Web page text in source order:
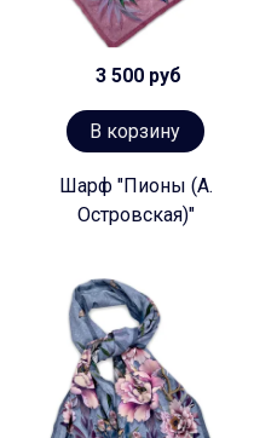
3 500 руб
В корзину
Шарф "Пионы (А.
Островская)"